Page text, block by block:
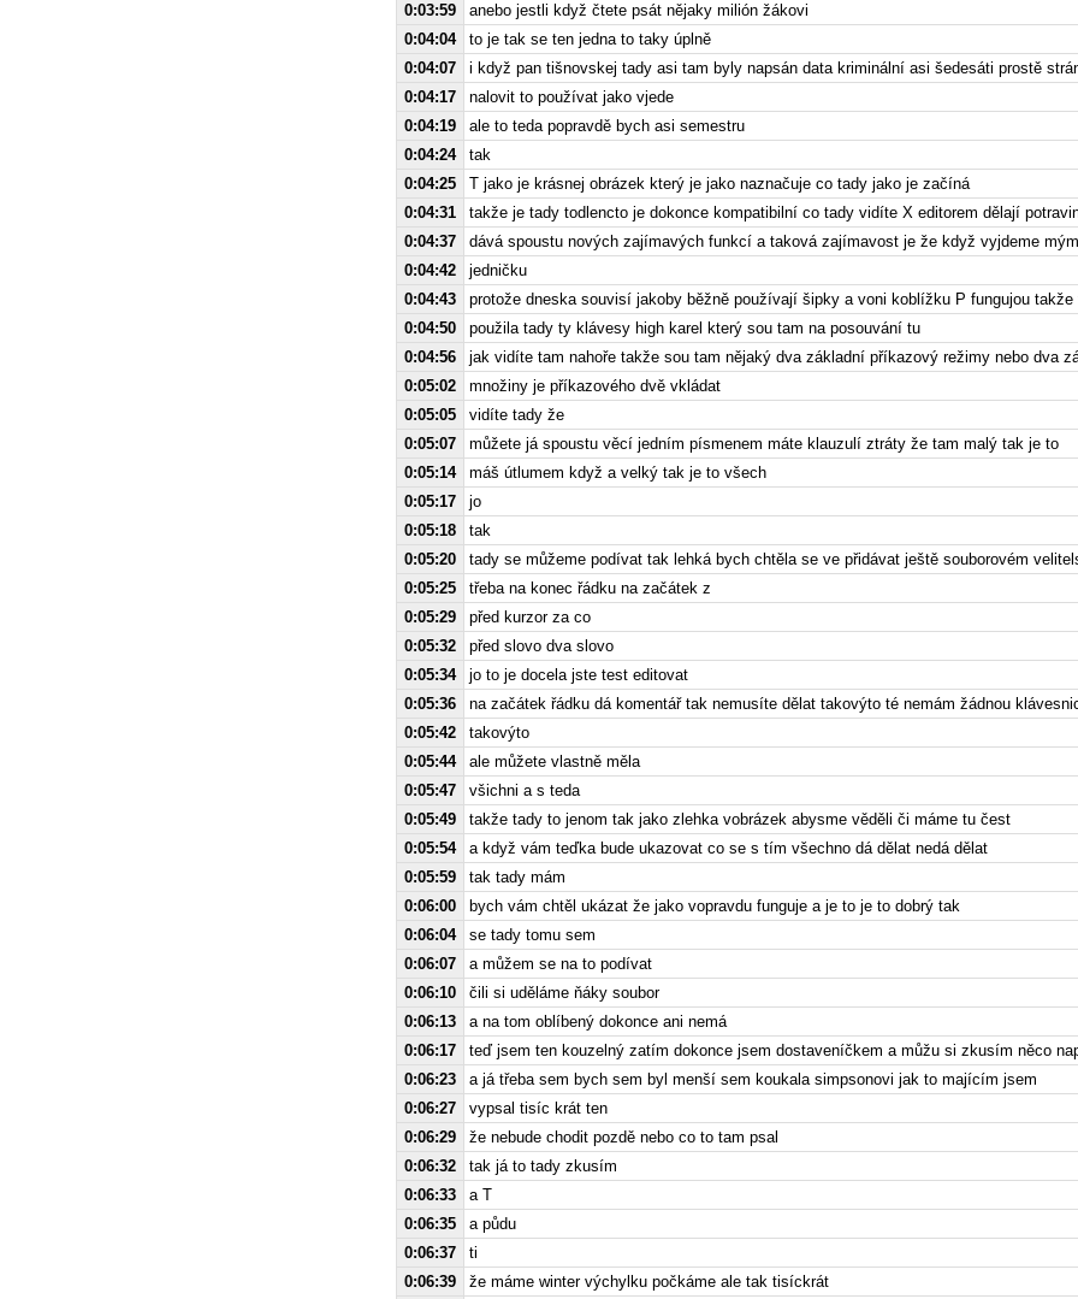
0:03:59
anebo jestli když čtete psát nějaky milión žákovi
0:04:04
to je tak se ten jedna to taky úplně
0:04:07
i když pan tišnovskej tady asi tam byly napsán data kriminální asi šedesáti prostě
0:04:17
nalovit to používat jako vjede
0:04:19
ale to teda popravdě bych asi semestru
0:04:24
tak
0:04:25
T jako je krásnej obrázek který je jako naznačuje co tady jako je začíná
0:04:31
takže je tady todlencto je dokonce kompatibilní co tady vidíte X editorem dělají
0:04:37
dává spoustu nových zajímavých funkcí a taková zajímavost je že když vyjdeme
0:04:42
jedničku
0:04:43
protože dneska souvisí jakoby běžně používají šipky a voni koblížku P fungujou
0:04:50
použila tady ty klávesy high karel který sou tam na posouvání tu
0:04:56
jak vidíte tam nahoře takže sou tam nějaký dva základní příkazový režimy nebo dva
0:05:02
množiny je příkazového dvě vkládat
0:05:05
vidíte tady že
0:05:07
můžete já spoustu věcí jedním písmenem máte klauzulí ztráty že tam malý tak je to
0:05:14
máš útlumem když a velký tak je to všech
0:05:17
jo
0:05:18
tak
0:05:20
tady se můžeme podívat tak lehká bych chtěla se ve přidávat ještě souborovém
0:05:25
třeba na konec řádku na začátek z
0:05:29
před kurzor za co
0:05:32
před slovo dva slovo
0:05:34
jo to je docela jste test editovat
0:05:36
na začátek řádku dá komentář tak nemusíte dělat takovýto té nemám žádnou
0:05:42
takovýto
0:05:44
ale můžete vlastně měla
0:05:47
všichni a s teda
0:05:49
takže tady to jenom tak jako zlehka vobrázek abysme věděli či máme tu čest
0:05:54
a když vám teďka bude ukazovat co se s tím všechno dá dělat nedá dělat
0:05:59
tak tady mám
0:06:00
bych vám chtěl ukázat že jako vopravdu funguje a je to je to dobrý tak
0:06:04
se tady tomu sem
0:06:07
a můžem se na to podívat
0:06:10
čili si uděláme ňáky soubor
0:06:13
a na tom oblíbený dokonce ani nemá
0:06:17
teď jsem ten kouzelný zatím dokonce jsem dostaveníčkem a můžu si zkusím něco
0:06:23
a já třeba sem bych sem byl menší sem koukala simpsonovi jak to majícím jsem
0:06:27
vypsal tisíc krát ten
0:06:29
že nebude chodit pozdě nebo co to tam psal
0:06:32
tak já to tady zkusím
0:06:33
a T
0:06:35
a půdu
0:06:37
ti
0:06:39
že máme winter výchylku počkáme ale tak tisíckrát